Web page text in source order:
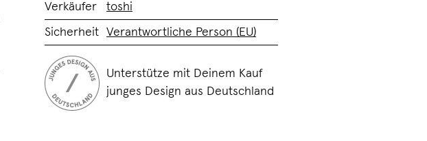
Verkäufer toshi
Sicherheit Verantwortliche Person (EU)
Unterstütze mit Deinem Kauf
junges Design aus Deutschland